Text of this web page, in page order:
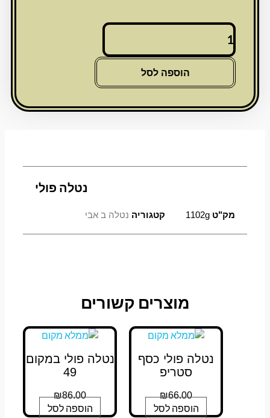
כמות
נטלה
הוספה לסל
נטלה פולי
מק"ט1102g קטגוריה נטלה ב אבי
מוצרים קשורים
נטלה פולי כסף
סטריפ
₪66.00
הוספה לסל
נטלה פולי במקום
49
₪86.00
הוספה לסל